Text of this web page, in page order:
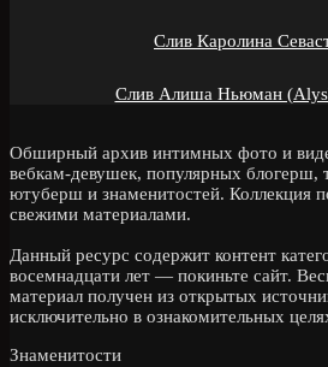
Слив Каролина
Слив Алиша Ньюман
Обширный архив интимных фото и
вебкам-девушек, популярных блогерш,
ютуберш и знаменитостей. Коллекция
свежими материалами.
Данный ресурс содержит контент
восемнадцати лет — покиньте сайт.
материал получен из открытых
исключительно в ознакомительных
Знаменитости